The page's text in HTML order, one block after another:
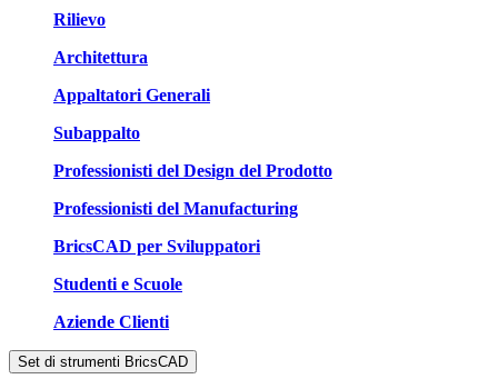
Rilievo
Architettura
Appaltatori Generali
Subappalto
Professionisti del Design del Prodotto
Professionisti del Manufacturing
BricsCAD per Sviluppatori
Studenti e Scuole
Aziende Clienti
Set di strumenti BricsCAD